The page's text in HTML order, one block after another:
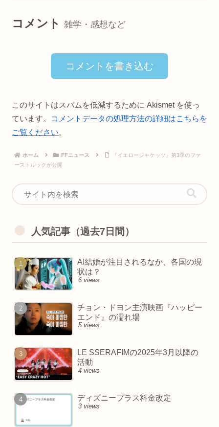
コメント 雑学・感想など
コメントを書き込む
このサイトはスパムを低減するために Akismet を使っ
ています。
コメントデータの処理方法の詳細はこちらを
ご覧ください。
ホーム FFニュース
『イエロージャケッツ』第3季のファ
ーストルックが公開
人気記事（過去7日間）
AI結婚が注目されるなか、各国の現
状は？
6 views
チョン・ドヨン主演映画『ハッピー
エンド』の濡れ場
5 views
LE SSERAFIMの2025年3月以降の
活動
4 views
ディズニープラス料金改定
3 views